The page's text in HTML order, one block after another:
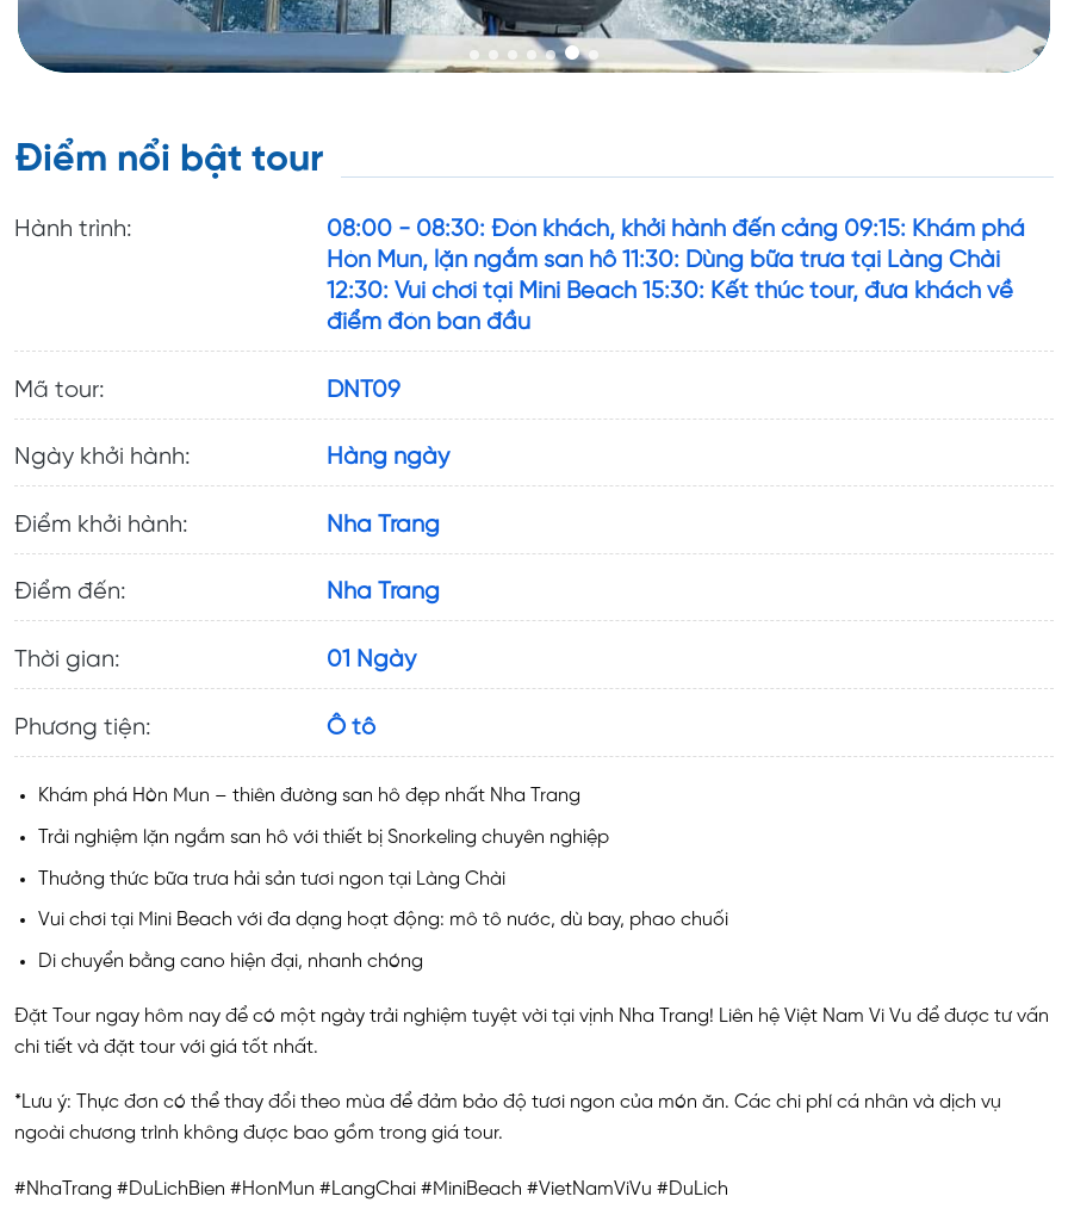
Điểm nổi bật tour
Hành trình:
08:00 - 08:30: Đón khách, khởi hành đến cảng 09:15: Khám phá
Hòn Mun, lặn ngắm san hô 11:30: Dùng bữa trưa tại Làng Chài
12:30: Vui chơi tại Mini Beach 15:30: Kết thúc tour, đưa khách về
điểm đón ban đầu
Mã tour: DNT09
Ngày khởi hành: Hàng ngày
Điểm khởi hành: Nha Trang
Điểm đến: Nha Trang
Thời gian: 01 Ngày
Phương tiện: Ô tô
Khám phá Hòn Mun – thiên đường san hô đẹp nhất Nha Trang
Trải nghiệm lặn ngắm san hô với thiết bị Snorkeling chuyên nghiệp
Thưởng thức bữa trưa hải sản tươi ngon tại Làng Chài
Vui chơi tại Mini Beach với đa dạng hoạt động: mô tô nước, dù bay, phao chuối
Di chuyển bằng cano hiện đại, nhanh chóng
Đặt Tour ngay hôm nay để có một ngày trải nghiệm tuyệt vời tại vịnh Nha Trang! Liên hệ Việt Nam Vi Vu để được tư vấn
chi tiết và đặt tour với giá tốt nhất.
*Lưu ý: Thực đơn có thể thay đổi theo mùa để đảm bảo độ tươi ngon của món ăn. Các chi phí cá nhân và dịch vụ
ngoài chương trình không được bao gồm trong giá tour.
#NhaTrang #DuLichBien #HonMun #LangChai #MiniBeach #VietNamViVu #DuLich